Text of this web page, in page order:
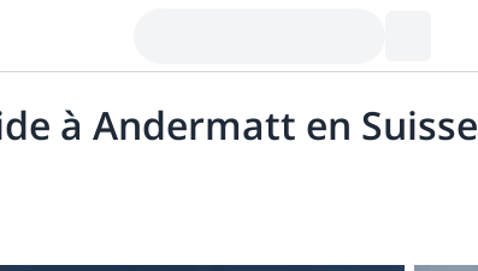
à Andermatt en Suisse